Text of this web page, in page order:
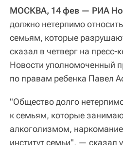
МОСКВА, 14 фев — РИА
должно нетерпимо
семьям, которые
сказал в четверг на
Новости уполномоченный
по правам ребенка Павел
"Общество долго
к семьям, которые
алкоголизмом,
институт семьи", — сказал